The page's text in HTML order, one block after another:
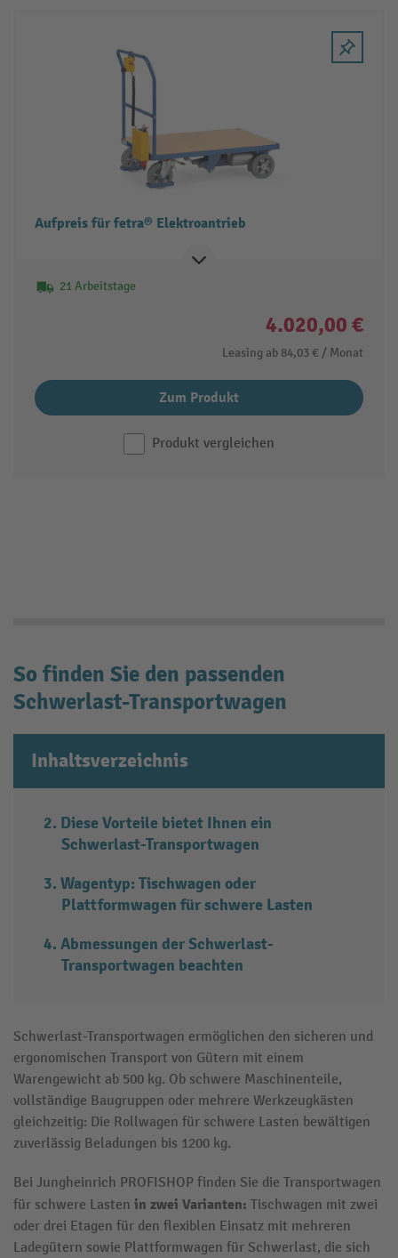
Aufpreis für fetra® Elektroantrieb
21 Arbeitstage
4.020,00 €
Leasing ab 84,03 € / Monat
Zum Produkt
Produkt vergleichen
So finden Sie den passenden
Schwerlast-Transportwagen
Inhaltsverzeichnis
Diese Vorteile bietet Ihnen ein
Schwerlast-Transportwagen
Wagentyp: Tischwagen oder
Plattformwagen für schwere Lasten
Abmessungen der Schwerlast-
Transportwagen beachten
Schwerlast-Transportwagen ermöglichen den sicheren und
ergonomischen Transport von Gütern mit einem
Warengewicht ab 500 kg. Ob schwere Maschinenteile,
vollständige Baugruppen oder mehrere Werkzeugkästen
gleichzeitig: Die Rollwagen für schwere Lasten bewältigen
zuverlässig Beladungen bis 1200 kg.
Bei Jungheinrich PROFISHOP finden Sie die Transportwagen
für schwere Lasten in zwei Varianten: Tischwagen mit zwei
oder drei Etagen für den flexiblen Einsatz mit mehreren
Ladegütern sowie Plattformwagen für Schwerlast, die sich